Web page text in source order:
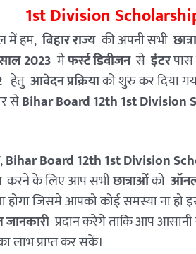
1st Division
में हम, बिहार राज्य की अपनी सभी
2023 मेफर्स्ट डिवीजनसे इंटर
हेतु आवेदन प्रक्रियाको शुरु कर दिया
सेBihar Board 12th 1st Division
Bihar Board 12th 1st Division
करने के लिए आप सभीछात्राओंको
होगा जिसमे आपको कोई समस्या ना हो
जानकारी प्रदान करेगे ताकि आप
लाभ प्राप्त कर सकें।